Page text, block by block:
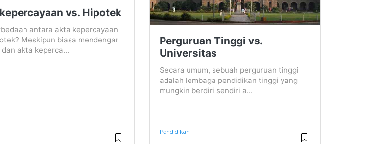
vs. Hipotek
antara akta kepercayaan
Meskipun biasa mendengar
akta keperca...
Perguruan Tinggi vs.
Universitas
Secara umum, sebuah perguruan tinggi
adalah lembaga pendidikan tinggi yang
mungkin berdiri sendiri a...
Pendidikan